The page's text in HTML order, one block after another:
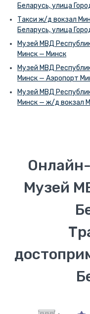
Беларусь, улица
Такси ж/д вокзал
Беларусь, улица
Музей МВД
Минск — Минск
Музей МВД
Минск — Аэропорт
Музей МВД
Минск — ж/д вокзал
Музей